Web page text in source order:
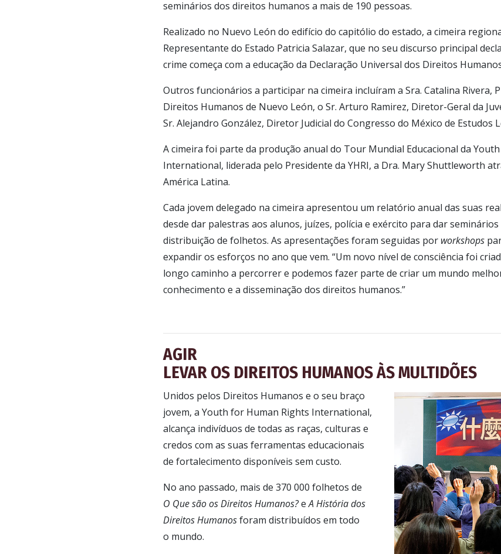
seminários dos direitos humanos a mais de 190 pessoas.
Realizado no Nuevo León do edifício do capitólio do estado, a cimeira
Representante do Estado Patricia Salazar, que no seu discurso principal
crime começa com a educação da Declaração Universal dos Direitos
Outros funcionários a participar na cimeira incluíram a Sra. Catalina Rivera,
Direitos Humanos de Nuevo León, o Sr. Arturo Ramirez, Diretor-Geral da
Sr. Alejandro González, Diretor Judicial do Congresso do México de Estudos
A cimeira foi parte da produção anual do Tour Mundial Educacional da
International, liderada pelo Presidente da YHRI, a Dra. Mary Shuttleworth
América Latina.
Cada jovem delegado na cimeira apresentou um relatório anual das suas
desde dar palestras aos alunos, juízes, polícia e exército para dar
distribuição de folhetos. As apresentações foram seguidas por workshops
expandir os esforços no ano que vem. “Um novo nível de consciência foi
longo caminho a percorrer e podemos fazer parte de criar um mundo
conhecimento e a disseminação dos direitos humanos.”
AGIR
LEVAR OS DIREITOS HUMANOS ÀS MULTIDÕES
Unidos pelos Direitos Humanos e o seu braço
jovem, a Youth for Human Rights International,
alcança indivíduos de todas as raças, culturas e
credos com as suas ferramentas educacionais
de fortalecimento disponíveis sem custo.
No ano passado, mais de 370 000 folhetos de
O Que são os Direitos Humanos?eA História dos
Direitos Humanosforam distribuídos em todo
o mundo.